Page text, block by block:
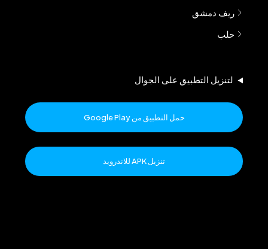
ريف دمشق
حلب
لتنزيل التطبيق على الجوال
حمل التطبيق من Google Play
تنزيل APK للاندرويد